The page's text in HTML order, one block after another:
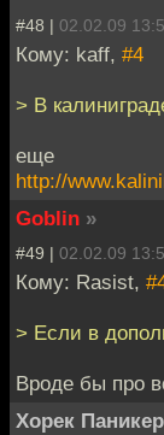
#48 | 02.02.09
Кому: kaff, #4
> В
еще
http://
Goblin »
#49 | 02.02.09
Кому: Rasist,
> Если в
Вроде бы про
Хорек Паникер